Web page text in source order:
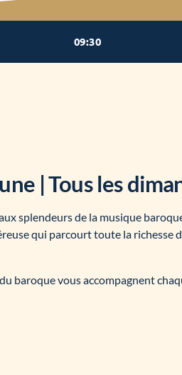
09:30
| Tous les
splendeurs de la musique
qui parcourt toute la
baroque vous accompagnent